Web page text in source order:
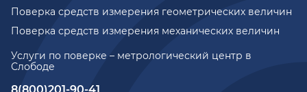
Услуги по поверке – метрологический центр в
Слободе
Поверка средств измерения геометрических величин
Поверка средств измерения механических величин